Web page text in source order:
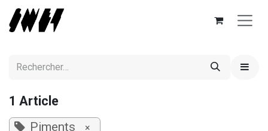
Se rendre au contenu
1 Article
Piments ×